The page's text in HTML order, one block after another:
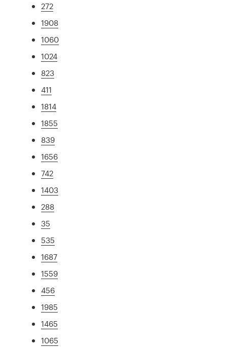
272
1908
1060
1024
823
411
1814
1855
839
1656
742
1403
288
35
535
1687
1559
456
1985
1465
1065